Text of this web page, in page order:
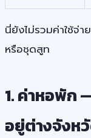
นี่ยังไม่รวมค่าใช้จ่
หรือชุดสูท
1. ค่าหอพัก
อยู่ต่างจังห